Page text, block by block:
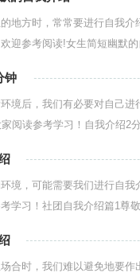
地方时，常常要进行自我
迎参考阅读!女生简短幽默
钟
境后，我们有必要对自己
阅读参考学习！自我介绍2
境，可能需要我们进行自
学习！社团自我介绍篇1尊
合时，我们难以避免地要